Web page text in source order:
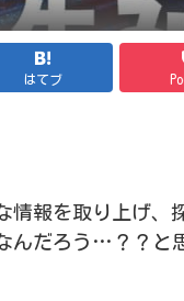
はてブ
情報を取り上げ、
んだろう…？？と